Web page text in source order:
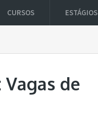
CURSOS ESTÁGIOS
de